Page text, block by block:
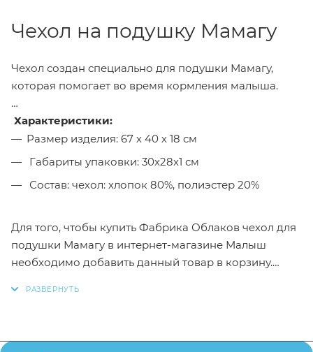
Чехол на подушку Мамагу
Чехол создан специально для подушки Мамагу,
которая помогает во время кормления малыша.
Характеристики:
Размер изделия: 67 х 40 х 18 см
Габариты упаковки: 30x28x1 см
Состав: чехол: хлопок 80%, полиэстер 20%
Для того, чтобы купить Фабрика Облаков чехол для
подушки Мамагу в интернет-магазине Малыш
необходимо добавить данный товар в корзину.